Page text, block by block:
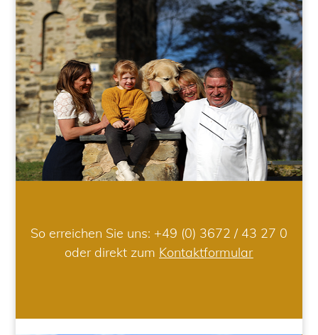
So erreichen Sie uns: +49 (0) 3672 / 43 27 0
oder direkt zum Kontaktformular